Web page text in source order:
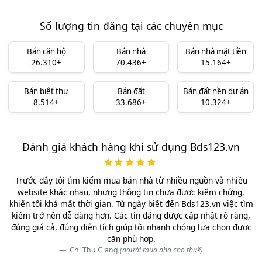
Số lượng tin đăng tại các chuyên mục
Bán căn hộ
26.310+
Bán nhà
70.436+
Bán nhà mặt tiền
15.164+
Bán biệt thự
8.514+
Bán đất
33.686+
Bán đất nền dự án
10.324+
Đánh giá khách hàng khi sử dụng Bds123.vn
Trước đây tôi tìm kiếm mua bán nhà từ nhiều nguồn và nhiều
website khác nhau, nhưng thông tin chưa được kiểm chứng,
khiến tôi khá mất thời gian. Từ ngày biết đến Bds123.vn việc tìm
kiếm trở nên dễ dàng hơn. Các tin đăng được cập nhật rõ ràng,
đúng giá cả, đúng diện tích giúp tôi nhanh chóng lựa chọn được
căn phù hợp.
Chị Thu Giang (người mua nhà cho thuê)